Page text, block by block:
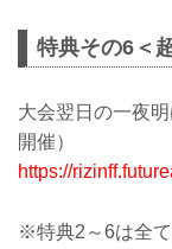
特典その6＜
大会翌日の一夜
開催）
https://
※特典2～6は全て